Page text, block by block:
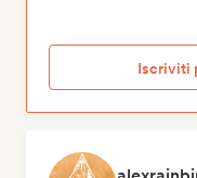
Iscriviti